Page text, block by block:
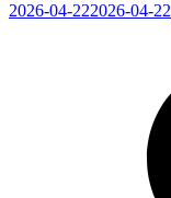
2026-04-222026-04-22